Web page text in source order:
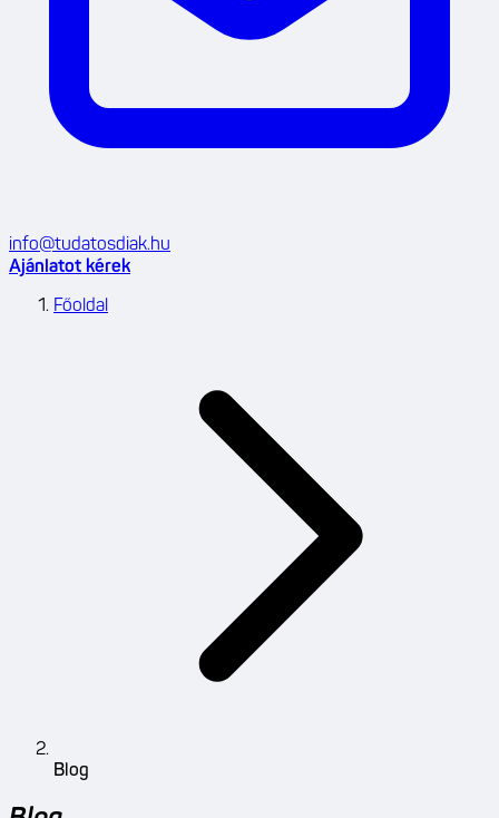
info@tudatosdiak.hu
Ajánlatot kérek
Főoldal
Blog